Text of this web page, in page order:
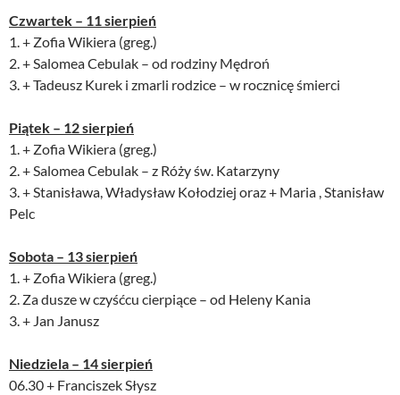
Czwartek – 11 sierpień
1. + Zofia Wikiera (greg.)
2. + Salomea Cebulak – od rodziny Mędroń
3. + Tadeusz Kurek i zmarli rodzice – w rocznicę śmierci
Piątek – 12 sierpień
1. + Zofia Wikiera (greg.)
2. + Salomea Cebulak – z Róży św. Katarzyny
3. + Stanisława, Władysław Kołodziej oraz + Maria , Stanisław
Pelc
Sobota – 13 sierpień
1. + Zofia Wikiera (greg.)
2. Za dusze w czyśćcu cierpiące – od Heleny Kania
3. + Jan Janusz
Niedziela – 14 sierpień
06.30 + Franciszek Słysz